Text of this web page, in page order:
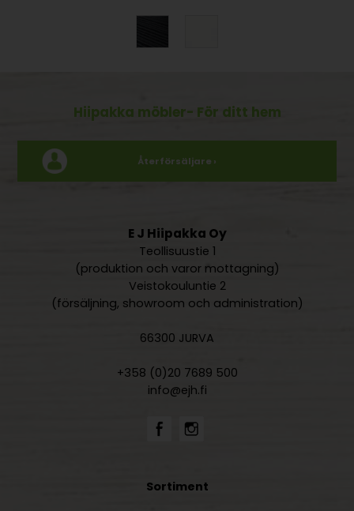
Hiipakka möbler- För ditt hem
Återförsäljare ›
E J Hiipakka Oy
Teollisuustie 1
(produktion och varor mottagning)
Veistokouluntie 2
(försäljning, showroom och administration)
66300 JURVA
+358 (0)20 7689 500
info@ejh.fi
Sortiment